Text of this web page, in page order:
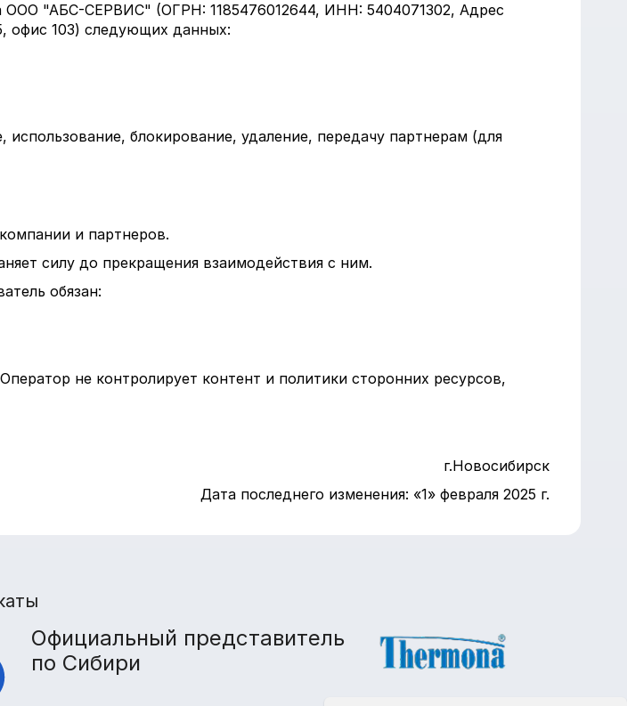
ООО "АБС-СЕРВИС" (ОГРН: 1185476012644, ИНН: 5404071302, Адрес
офис 103) следующих данных:
блокирование, удаление, передачу партнерам (для
и партнеров.
силу до прекращения взаимодействия с ним.
обязан:
не контролирует контент и политики сторонних ресурсов,
г.Новосибирск
Дата последнего изменения: «1» февраля 2025 г.
Официальный представитель
по Сибири